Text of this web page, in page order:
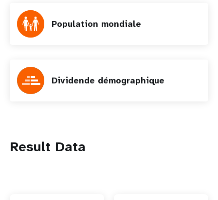
Population mondiale
Dividende démographique
Result Data